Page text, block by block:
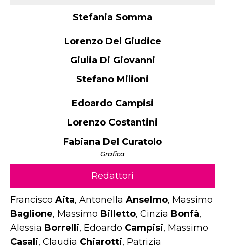
Stefania Somma
Lorenzo Del Giudice
Giulia Di Giovanni
Stefano Milioni
Edoardo Campisi
Lorenzo Costantini
Fabiana Del Curatolo
Grafica
Redattori
Francisco Aita, Antonella Anselmo, Massimo
Baglione, Massimo Billetto, Cinzia Bonfà,
Alessia Borrelli, Edoardo Campisi, Massimo
Casali, Claudia Chiarotti, Patrizia